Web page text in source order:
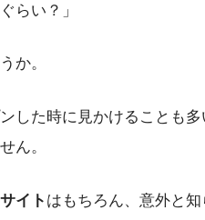
らい？」
か。
した時に見かけることも
ん。
イト はもちろん、意外と